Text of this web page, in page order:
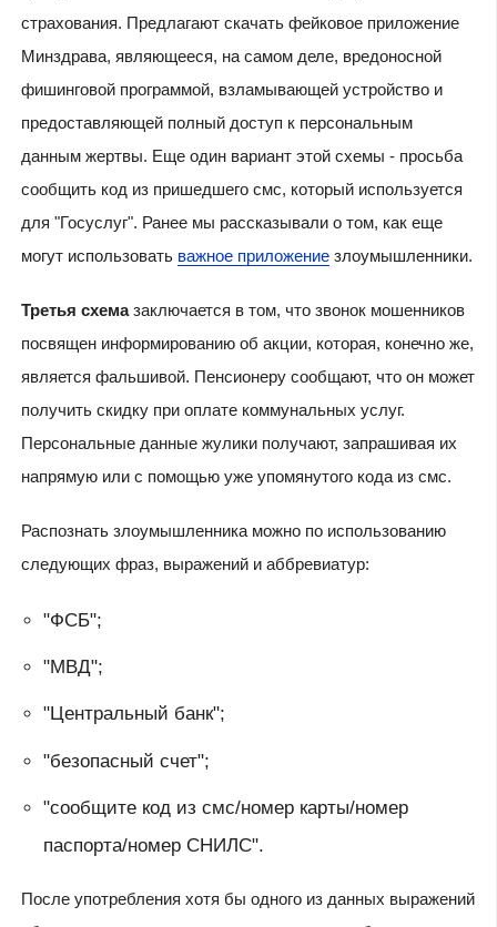
страхования. Предлагают скачать фейковое приложение
Минздрава, являющееся, на самом деле, вредоносной
фишинговой программой, взламывающей устройство и
предоставляющей полный доступ к персональным
данным жертвы. Еще один вариант этой схемы - просьба
сообщить код из пришедшего смс, который используется
для "Госуслуг". Ранее мы рассказывали о том, как еще
могут использовать важное приложениезлоумышленники.
Третья схемазаключается в том, что звонок мошенников
посвящен информированию об акции, которая, конечно же,
является фальшивой. Пенсионеру сообщают, что он может
получить скидку при оплате коммунальных услуг.
Персональные данные жулики получают, запрашивая их
напрямую или с помощью уже упомянутого кода из смс.
Распознать злоумышленника можно по использованию
следующих фраз, выражений и аббревиатур:
"ФСБ";
"МВД";
"Центральный банк";
"безопасный счет";
"сообщите код из смс/номер карты/номер
паспорта/номер СНИЛС".
После употребления хотя бы одного из данных выражений